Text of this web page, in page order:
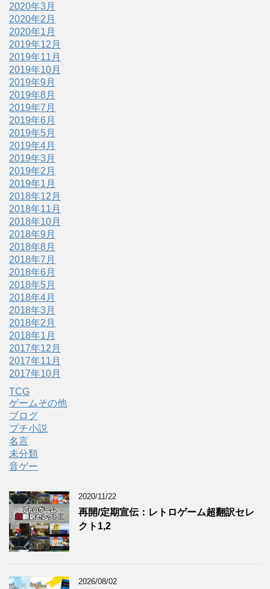
2020年3月
2020年2月
2020年1月
2019年12月
2019年11月
2019年10月
2019年9月
2019年8月
2019年7月
2019年6月
2019年5月
2019年4月
2019年3月
2019年2月
2019年1月
2018年12月
2018年11月
2018年10月
2018年9月
2018年8月
2018年7月
2018年6月
2018年5月
2018年4月
2018年3月
2018年2月
2018年1月
2017年12月
2017年11月
2017年10月
TCG
ゲームその他
ブログ
プチ小説
名言
未分類
音ゲー
2020/11/22
再開/定期宣伝：レトロゲーム超翻訳セレ
クト1,2
2026/08/02